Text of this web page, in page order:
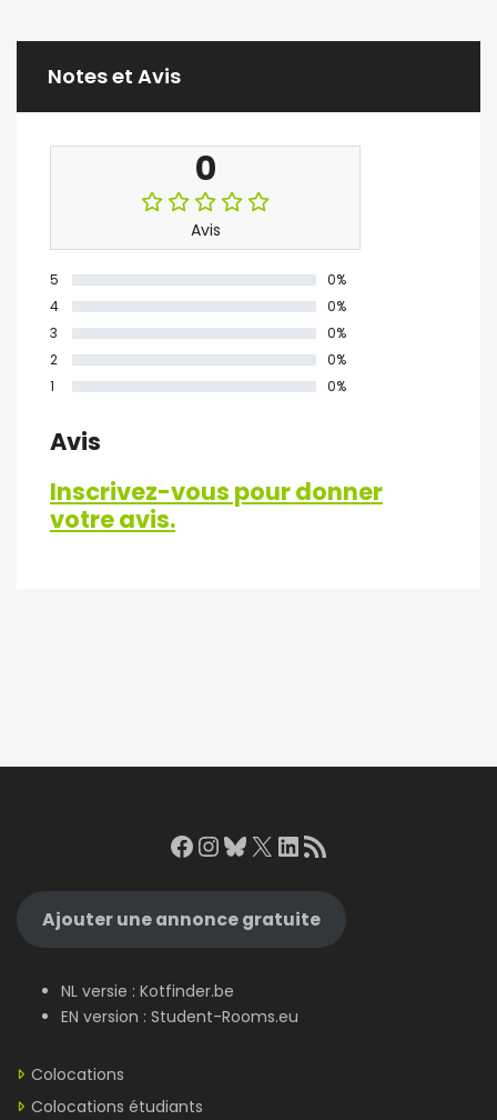
Notes et Avis
0
Avis
5
0%
4
0%
3
0%
2
0%
1
0%
Avis
Inscrivez-vous pour donner
votre avis.
Facebook
Instagram
Bluesky
X LinkedIn
RSS Feed
Ajouter une annonce gratuite
NL versie : Kotfinder.be
EN version : Student-Rooms.eu
Colocations
Colocations étudiants